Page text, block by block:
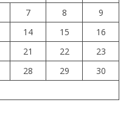
7 8
9
14 15
16
21 22
23
28 29
30